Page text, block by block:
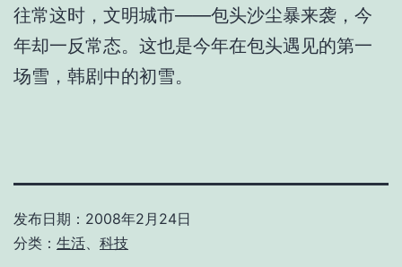
往常这时，文明城市——包头沙尘暴来袭，今
年却一反常态。这也是今年在包头遇见的第一
场雪，韩剧中的初雪。
发布日期： 2008年2月24日
分类： 生活 科技